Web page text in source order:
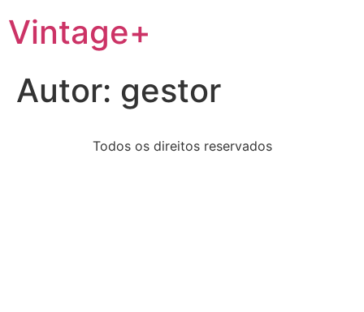
Vintage+
Autor: gestor
Todos os direitos reservados